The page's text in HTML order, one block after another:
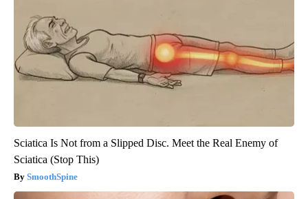
Sciatica Is Not from a Slipped Disc. Meet the Real Enemy of
Sciatica (Stop This)
SmoothSpine